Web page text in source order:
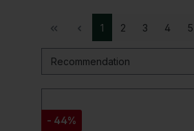
1 2 3 4 5
- 44%